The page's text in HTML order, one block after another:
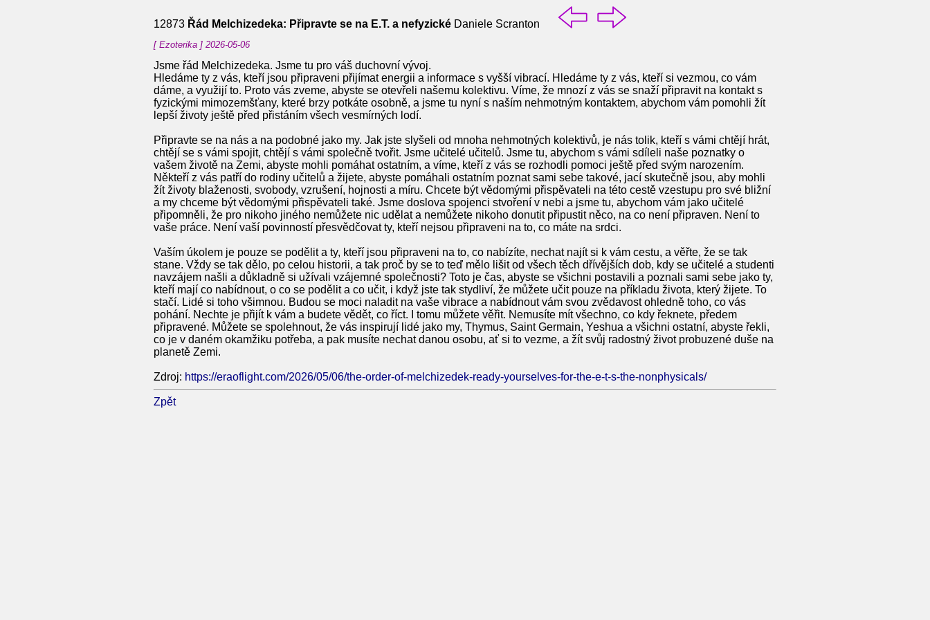
12873 Řád Melchizedeka: Připravte se na E.T. a nefyzické Daniele Scranton
[ Ezoterika ] 2026-05-06
Jsme řád Melchizedeka. Jsme tu pro váš duchovní vývoj.
Hledáme ty z vás, kteří jsou připraveni přijímat energii a informace s vyšší vibrací. Hledáme ty z vás, kteří si vezmou, co vám
dáme, a využijí to. Proto vás zveme, abyste se otevřeli našemu kolektivu. Víme, že mnozí z vás se snaží připravit na kontakt s
fyzickými mimozemšťany, které brzy potkáte osobně, a jsme tu nyní s naším nehmotným kontaktem, abychom vám pomohli žít
lepší životy ještě před přistáním všech vesmírných lodí.
Připravte se na nás a na podobné jako my. Jak jste slyšeli od mnoha nehmotných kolektivů, je nás tolik, kteří s vámi chtějí hrát,
chtějí se s vámi spojit, chtějí s vámi společně tvořit. Jsme učitelé učitelů. Jsme tu, abychom s vámi sdíleli naše poznatky o
vašem životě na Zemi, abyste mohli pomáhat ostatním, a víme, kteří z vás se rozhodli pomoci ještě před svým narozením.
Někteří z vás patří do rodiny učitelů a žijete, abyste pomáhali ostatním poznat sami sebe takové, jací skutečně jsou, aby mohli
žít životy blaženosti, svobody, vzrušení, hojnosti a míru. Chcete být vědomými přispěvateli na této cestě vzestupu pro své bližní
a my chceme být vědomými přispěvateli také. Jsme doslova spojenci stvoření v nebi a jsme tu, abychom vám jako učitelé
připomněli, že pro nikoho jiného nemůžete nic udělat a nemůžete nikoho donutit připustit něco, na co není připraven. Není to
vaše práce. Není vaší povinností přesvědčovat ty, kteří nejsou připraveni na to, co máte na srdci.
Vaším úkolem je pouze se podělit a ty, kteří jsou připraveni na to, co nabízíte, nechat najít si k vám cestu, a věřte, že se tak
stane. Vždy se tak dělo, po celou historii, a tak proč by se to teď mělo lišit od všech těch dřívějších dob, kdy se učitelé a studenti
navzájem našli a důkladně si užívali vzájemné společnosti? Toto je čas, abyste se všichni postavili a poznali sami sebe jako ty,
kteří mají co nabídnout, o co se podělit a co učit, i když jste tak stydliví, že můžete učit pouze na příkladu života, který žijete. To
stačí. Lidé si toho všimnou. Budou se moci naladit na vaše vibrace a nabídnout vám svou zvědavost ohledně toho, co vás
pohání. Nechte je přijít k vám a budete vědět, co říct. I tomu můžete věřit. Nemusíte mít všechno, co kdy řeknete, předem
připravené. Můžete se spolehnout, že vás inspirují lidé jako my, Thymus, Saint Germain, Yeshua a všichni ostatní, abyste řekli,
co je v daném okamžiku potřeba, a pak musíte nechat danou osobu, ať si to vezme, a žít svůj radostný život probuzené duše na
planetě Zemi.
Zdroj: https://eraoflight.com/2026/05/06/the-order-of-melchizedek-ready-yourselves-for-the-e-t-s-the-nonphysicals/
Zpět